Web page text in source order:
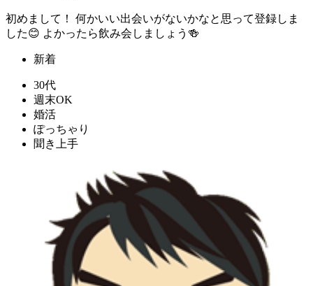
初めまして！ 何かいい出会いがないかなと思って登録しま
した😊 よかったら飲み会しましょう🍻
新着
30代
週末OK
婚活
ぽっちゃり
聞き上手